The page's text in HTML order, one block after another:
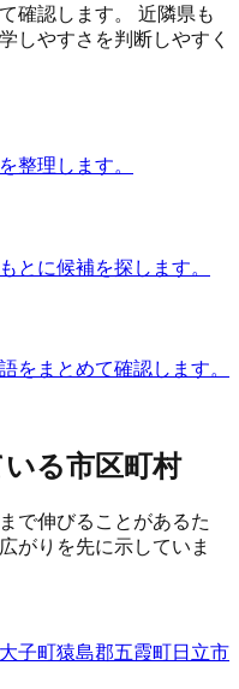
確認します。 近隣県も
しやすさを判断しやすく
整理します。
とに候補を探します。
をまとめて確認します。
る市区町村
で伸びることがあるた
がりを先に示していま
子町猿島郡五霞町日立市